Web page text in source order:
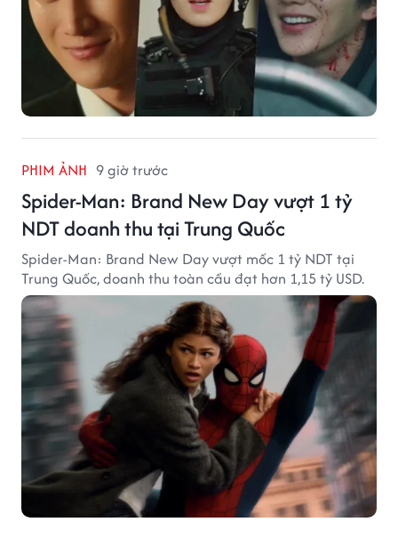
PHIM ẢNH 9 giờ trước
Spider-Man: Brand New Day vượt 1 tỷ
NDT doanh thu tại Trung Quốc
Spider-Man: Brand New Day vượt mốc 1 tỷ NDT tại
Trung Quốc, doanh thu toàn cầu đạt hơn 1,15 tỷ USD.